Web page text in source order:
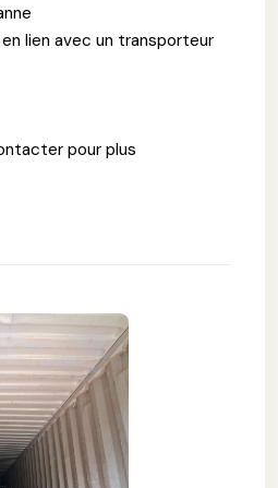
lien avec un transporteur
pour plus